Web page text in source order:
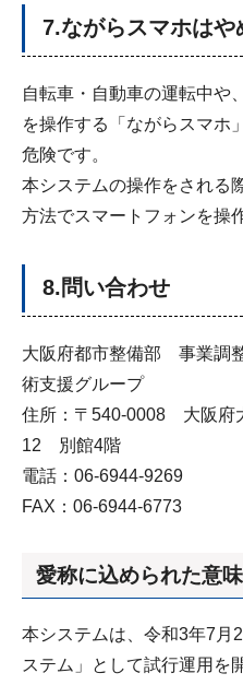
7.ながらスマホはや
自転車・自動車の運転中や
を操作する「ながらスマホ
危険です。
本システムの操作をされる
方法でスマートフォンを操
8.問い合わせ
大阪府都市整備部 事業
術支援グループ
住所：〒540-0008 大阪府
12 別館4階
電話：06-6944-9269
FAX：06-6944-6773
愛称に込められた意味
本システムは、令和3年7月
ステム」として試行運用を